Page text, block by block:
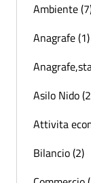
Ambiente
Anagrafe (1)
Asilo Nido
Attivita
Bilancio (2)